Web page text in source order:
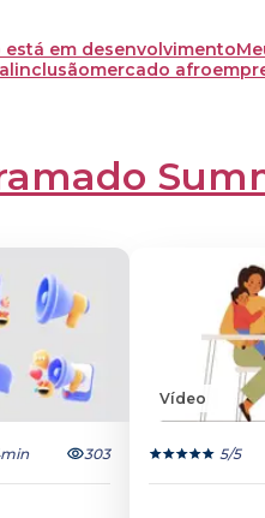
está em desenvolvimento
inclusãomercado
303
Vídeo
5/5